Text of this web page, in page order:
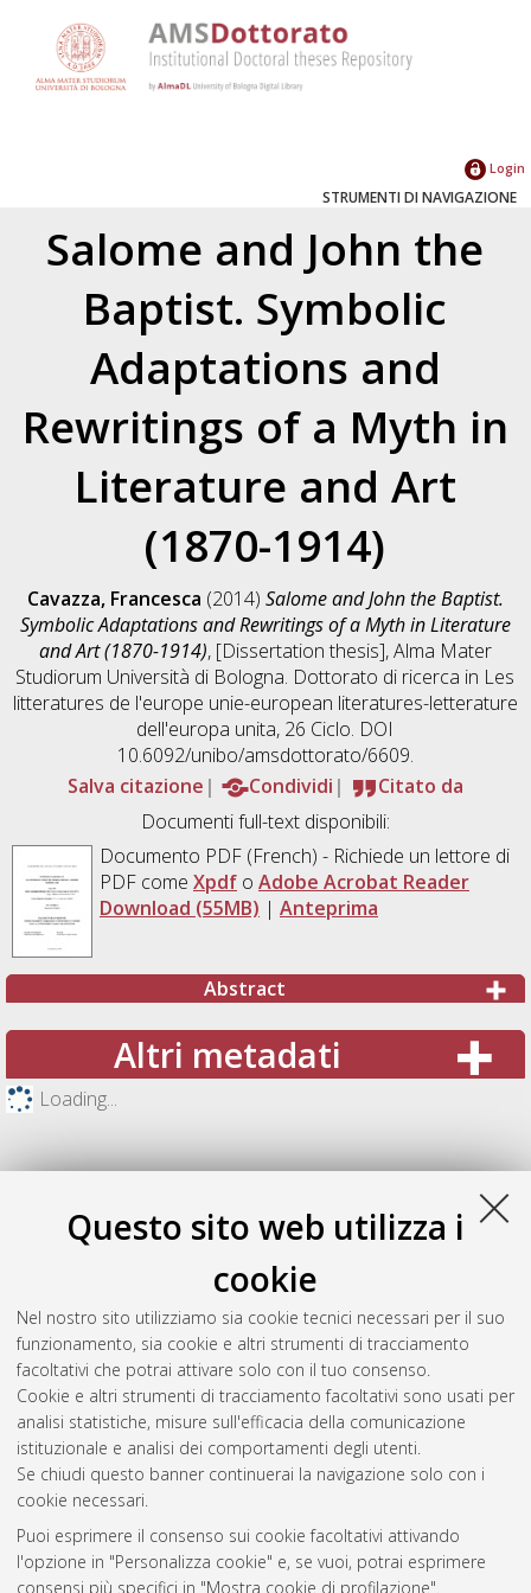
Questo sito web utilizza i
cookie
Nel nostro sito utilizziamo sia cookie tecnici necessari per il suo
funzionamento, sia cookie e altri strumenti di tracciamento
facoltativi che potrai attivare solo con il tuo consenso.
Cookie e altri strumenti di tracciamento facoltativi sono usati per
analisi statistiche, misure sull'efficacia della comunicazione
istituzionale e analisi dei comportamenti degli utenti.
Se chiudi questo banner continuerai la navigazione solo con i
cookie necessari.
Puoi esprimere il consenso sui cookie facoltativi attivando
l'opzione in "Personalizza cookie" e, se vuoi, potrai esprimere
consensi più specifici in "Mostra cookie di profilazione".
Login
STRUMENTI DI NAVIGAZIONE
Salome and John the
Baptist. Symbolic
Adaptations and
Rewritings of a Myth in
Literature and Art
(1870-1914)
Cavazza, Francesca (2014) Salome and John the Baptist.
Symbolic Adaptations and Rewritings of a Myth in Literature
and Art (1870-1914), [Dissertation thesis], Alma Mater
Studiorum Università di Bologna. Dottorato di ricerca in Les
litteratures de l'europe unie-european literatures-letterature
dell'europa unita, 26 Ciclo. DOI
10.6092/unibo/amsdottorato/6609.
Salva citazione
Condividi
Citato da
Documenti full-text disponibili:
Documento PDF(French) - Richiede un lettore di
PDF come Xpdfo Adobe Acrobat Reader
Download (55MB) | Anteprima
Abstract
Altri metadati
Loading...
Gestione del documento:
Atom
Rss 1.0